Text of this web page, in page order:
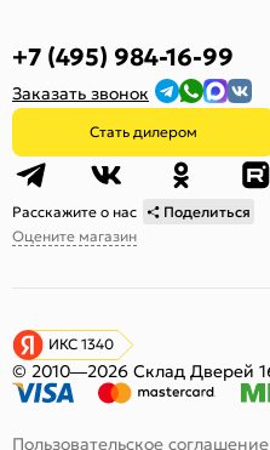
+7 (495) 984-16-99
Заказать звонок
Стать дилером
Расскажите о нас
Поделиться
Оцените магазин
ИКС 1340
© 2010—2026 Склад Дверей
Пользовательское соглашение